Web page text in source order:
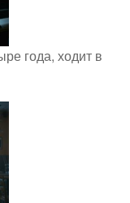
года, ходит в